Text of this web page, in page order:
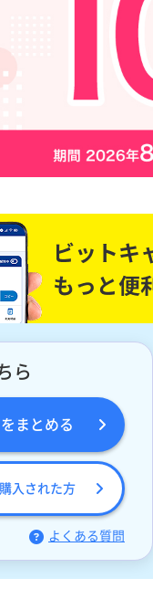
ら
まとめる
入された方
よくある質問